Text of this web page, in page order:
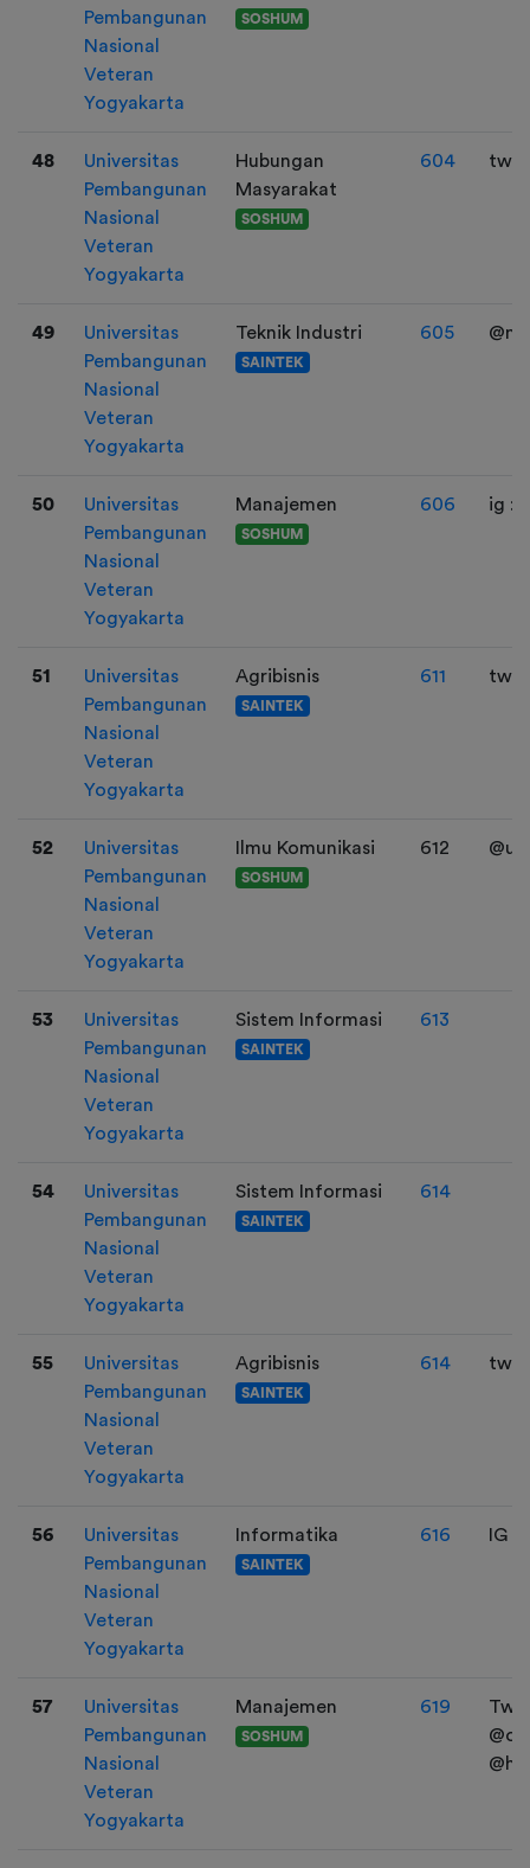
Pembangunan
Nasional
Veteran
Yogyakarta
SOSHUM
48
Universitas
Pembangunan
Nasional
Veteran
Yogyakarta
Hubungan
Masyarakat
SOSHUM
604 twt:
49
Universitas
Pembangunan
Nasional
Veteran
Yogyakarta
Teknik Industri
SAINTEK
605
50
Universitas
Pembangunan
Nasional
Veteran
Yogyakarta
Manajemen
SOSHUM
606 ig :
51
Universitas
Pembangunan
Nasional
Veteran
Yogyakarta
Agribisnis
SAINTEK
611 twt
52
Universitas
Pembangunan
Nasional
Veteran
Yogyakarta
Ilmu Komunikasi
SOSHUM
612
53
Universitas
Pembangunan
Nasional
Veteran
Yogyakarta
Sistem Informasi
SAINTEK
613
54
Universitas
Pembangunan
Nasional
Veteran
Yogyakarta
Sistem Informasi
SAINTEK
614
55
Universitas
Pembangunan
Nasional
Veteran
Yogyakarta
Agribisnis
SAINTEK
614 twt:
56
Universitas
Pembangunan
Nasional
Veteran
Yogyakarta
Informatika
SAINTEK
616 IG :
57
Universitas
Pembangunan
Nasional
Veteran
Yogyakarta
Manajemen
SOSHUM
619